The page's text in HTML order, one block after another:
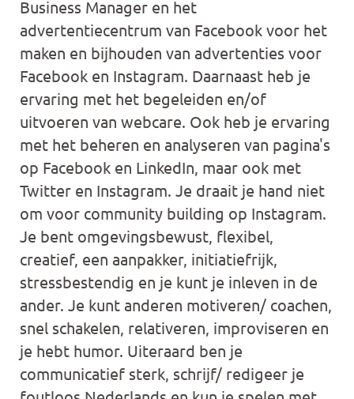
Business Manager en het
advertentiecentrum van Facebook voor het
maken en bijhouden van advertenties voor
Facebook en Instagram. Daarnaast heb je
ervaring met het begeleiden en/of
uitvoeren van webcare. Ook heb je ervaring
met het beheren en analyseren van pagina's
op Facebook en LinkedIn, maar ook met
Twitter en Instagram. Je draait je hand niet
om voor community building op Instagram.
Je bent omgevingsbewust, flexibel,
creatief, een aanpakker, initiatiefrijk,
stressbestendig en je kunt je inleven in de
ander. Je kunt anderen motiveren/ coachen,
snel schakelen, relativeren, improviseren en
je hebt humor. Uiteraard ben je
communicatief sterk, schrijf/ redigeer je